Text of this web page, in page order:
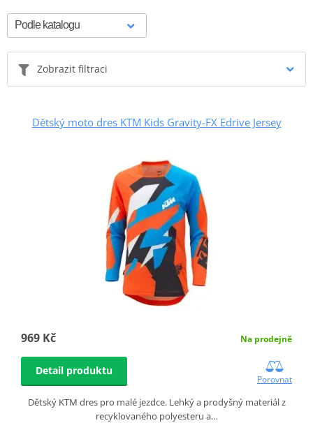
Zobrazit filtraci
Dětský moto dres KTM Kids Gravity-FX Edrive Jersey
969 Kč Na prodejně
Detail produktu
Porovnat
Dětský KTM dres pro malé jezdce. Lehký a prodyšný materiál z
recyklovaného polyesteru a…